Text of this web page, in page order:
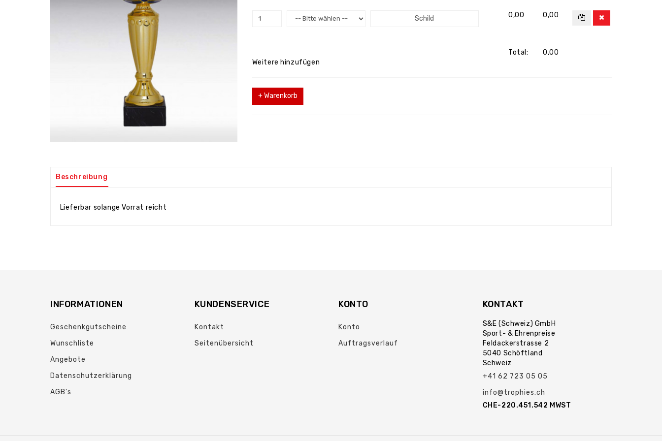
Schild 0,00 0,00
Total:
0,00
Weitere hinzufügen
+ Warenkorb
Beschreibung
Lieferbar solange Vorrat reicht
INFORMATIONEN
Geschenkgutscheine
Wunschliste
Angebote
Datenschutzerklärung
AGB's
KUNDENSERVICE
Kontakt
Seitenübersicht
KONTO
Konto
Auftragsverlauf
KONTAKT
S&E (Schweiz) GmbH
Sport- & Ehrenpreise
Feldackerstrasse 2
5040 Schöftland
Schweiz
+41 62 723 05 05
info@trophies.ch
CHE-220.451.542 MWST